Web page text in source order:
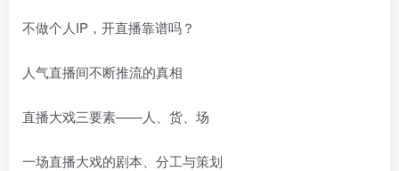
不做个人IP，开直播靠谱吗？
人气直播间不断推流的真相
直播大戏三要素——人、货、场
一场直播大戏的剧本、分工与策划